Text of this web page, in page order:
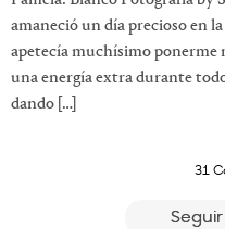
amaneció un día precioso en
apetecía muchísimo ponerme
una energía extra durante
dando […]
31